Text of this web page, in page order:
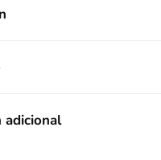
adicional